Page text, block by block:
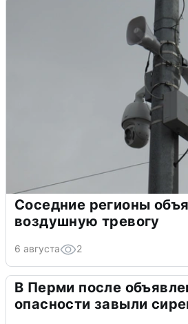
Соседние регионы
воздушную тревогу
6 августа 2
В Перми после
опасности завыли